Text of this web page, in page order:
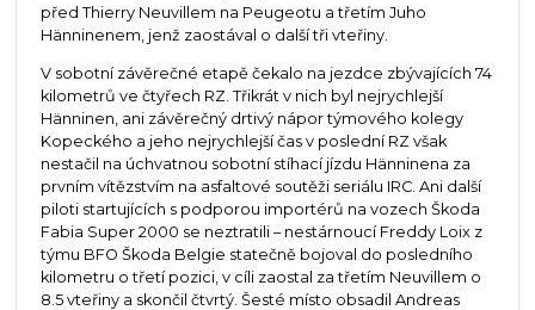
před Thierry Neuvillem na Peugeotu a třetím Juho
Hänninenem, jenž zaostával o další tři vteřiny.
V sobotní závěrečné etapě čekalo na jezdce zbývajících 74
kilometrů ve čtyřech RZ. Třikrát v nich byl nejrychlejší
Hänninen, ani závěrečný drtivý nápor týmového kolegy
Kopeckého a jeho nejrychlejší čas v poslední RZ však
nestačil na úchvatnou sobotní stíhací jízdu Hänninena za
prvním vítězstvím na asfaltové soutěži seriálu IRC. Ani další
piloti startujících s podporou importérů na vozech Škoda
Fabia Super 2000 se neztratili – nestárnoucí Freddy Loix z
týmu BFO Škoda Belgie statečně bojoval do posledního
kilometru o třetí pozici, v cíli zaostal za třetím Neuvillem o
8.5 vteřiny a skončil čtvrtý. Šesté místo obsadil Andreas